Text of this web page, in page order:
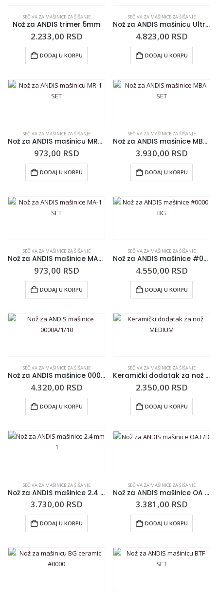
SEČIVA ZA MAŠINICE ZA ŠIŠANJE
Nož za ANDIS trimer 5mm
2.233,00 RSD
DODAJ U KORPU
SEČIVA ZA MAŠINICE ZA ŠIŠANJE
Nož za ANDIS mašinicu Ultra Edge T-10
4.823,00 RSD
DODAJ U KORPU
SEČIVA ZA MAŠINICE ZA ŠIŠANJE
Nož za ANDIS mašinicu MR-1 SET
973,00 RSD
DODAJ U KORPU
SEČIVA ZA MAŠINICE ZA ŠIŠANJE
Nož za ANDIS mašinice MBA SET
3.930,00 RSD
DODAJ U KORPU
SEČIVA ZA MAŠINICE ZA ŠIŠANJE
Nož za ANDIS mašinice MA-1 SET
973,00 RSD
DODAJ U KORPU
SEČIVA ZA MAŠINICE ZA ŠIŠANJE
Nož za ANDIS mašinice #0000 BG
4.550,00 RSD
DODAJ U KORPU
SEČIVA ZA MAŠINICE ZA ŠIŠANJE
Nož za ANDIS mašinice 0000A/1/10
4.320,00 RSD
DODAJ U KORPU
SEČIVA ZA MAŠINICE ZA ŠIŠANJE
Keramički dodatak za nož MEDIUM
2.350,00 RSD
DODAJ U KORPU
SEČIVA ZA MAŠINICE ZA ŠIŠANJE
Nož za ANDIS mašinice 2.4 mm 1
3.730,00 RSD
DODAJ U KORPU
SEČIVA ZA MAŠINICE ZA ŠIŠANJE
Nož za ANDIS mašinice OA F/D
3.381,00 RSD
DODAJ U KORPU